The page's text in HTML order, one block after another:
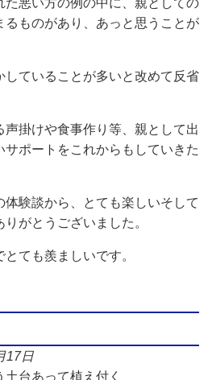
るものがあり、あっと思うことが
していることが多いと改めて反省
掛けや食事作り等、親として出
ポートをこれからもしていきた
体験談から、とても楽しいそして
がとうございました。
ても羨ましいです。
17日
土台あって植え付く